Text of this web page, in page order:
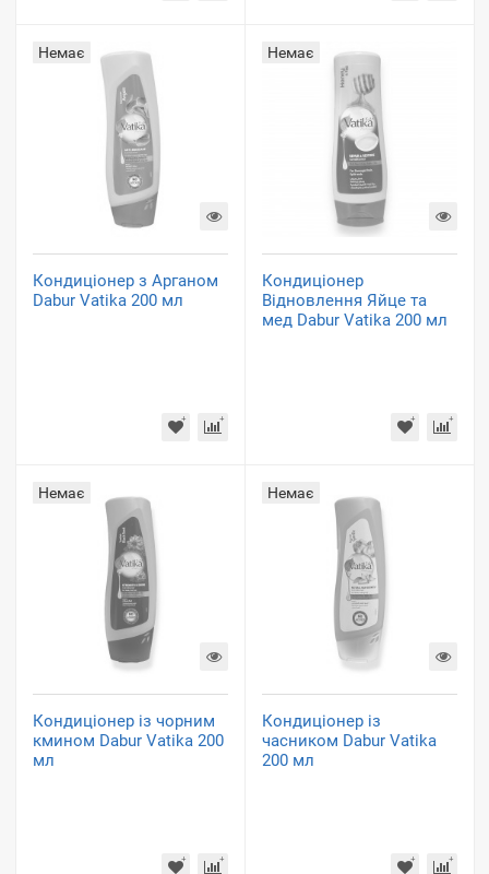
Немає
Кондиціонер з Арганом
Dabur Vatika 200 мл
Немає
Кондиціонер
Відновлення Яйце та
мед Dabur Vatika 200 мл
Немає
Кондиціонер із чорним
кмином Dabur Vatika 200
мл
Немає
Кондиціонер із
часником Dabur Vatika
200 мл